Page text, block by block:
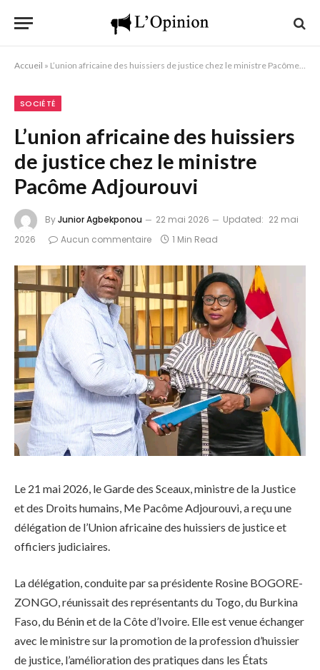
Accueil » L’union africaine des huissiers de justice chez le ministre Pacôme Adjourouvi
SOCIÉTÉ
L’union africaine des huissiers
de justice chez le ministre
Pacôme Adjourouvi
ByJunior Agbekponou 22 mai 2026 Updated: 22 mai
2026
Aucun commentaire 1 Min Read
Le 21 mai 2026, le Garde des Sceaux, ministre de la Justice
et des Droits humains, Me Pacôme Adjourouvi, a reçu une
délégation de l’Union africaine des huissiers de justice et
officiers judiciaires.
La délégation, conduite par sa présidente Rosine BOGORE-
ZONGO, réunissait des représentants du Togo, du Burkina
Faso, du Bénin et de la Côte d’Ivoire. Elle est venue échanger
avec le ministre sur la promotion de la profession d’huissier
de justice, l’amélioration des pratiques dans les États